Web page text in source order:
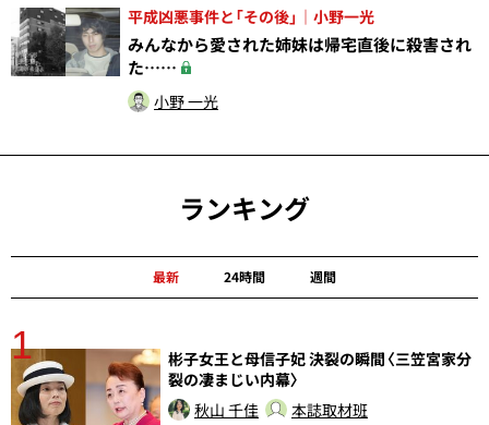
平成凶悪事件と「その後」｜小野一光
みんなから愛された姉妹は帰宅直後に殺害され
た……
小野 一光
ランキング
最新 24時間 週間
1
彬子女王と母信子妃 決裂の瞬間〈三笠宮家分
裂の凄まじい内幕〉
秋山 千佳
本誌取材班